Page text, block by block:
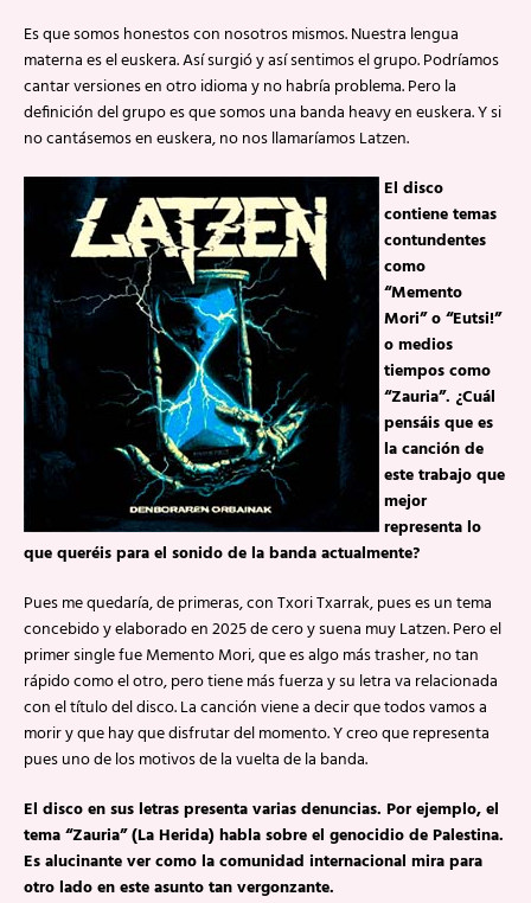
Es que somos honestos con nosotros mismos. Nuestra lengua
materna es el euskera. Así surgió y así sentimos el grupo. Podríamos
cantar versiones en otro idioma y no habría problema. Pero la
definición del grupo es que somos una banda heavy en euskera. Y si
no cantásemos en euskera, no nos llamaríamos Latzen.
El disco
contiene temas
contundentes
como
“Memento
Mori” o “Eutsi!”
o medios
tiempos como
“Zauria”. ¿Cuál
pensáis que es
la canción de
este trabajo que
mejor
representa lo
que queréis para el sonido de la banda actualmente?
Pues me quedaría, de primeras, con Txori Txarrak, pues es un tema
concebido y elaborado en 2025 de cero y suena muy Latzen. Pero el
primer single fue Memento Mori, que es algo más trasher, no tan
rápido como el otro, pero tiene más fuerza y su letra va relacionada
con el título del disco. La canción viene a decir que todos vamos a
morir y que hay que disfrutar del momento. Y creo que representa
pues uno de los motivos de la vuelta de la banda.
El disco en sus letras presenta varias denuncias. Por ejemplo, el
tema “Zauria” (La Herida) habla sobre el genocidio de Palestina.
Es alucinante ver como la comunidad internacional mira para
otro lado en este asunto tan vergonzante.